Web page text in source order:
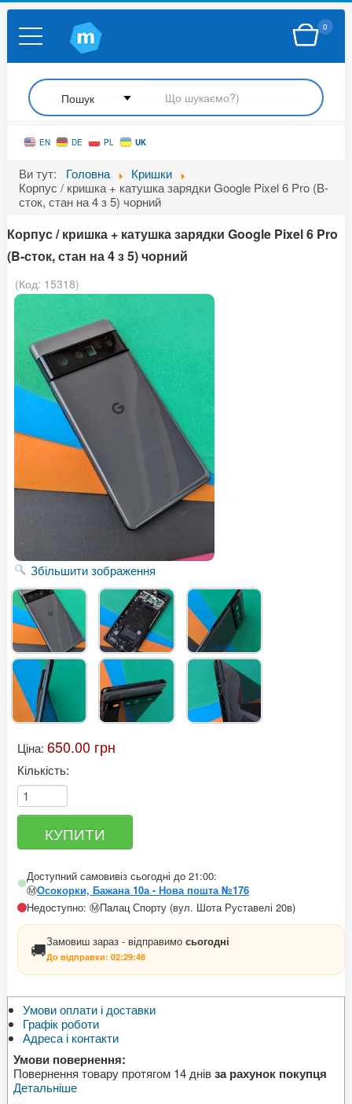
0
EN DE PL UK
Ви тут: Головна
Кришки
Корпус / кришка + катушка зарядки Google Pixel 6 Pro (B-
сток, стан на 4 з 5) чорний
Корпус / кришка + катушка зарядки Google Pixel 6 Pro
(B-сток, стан на 4 з 5) чорний
(Код: 15318)
Збільшити зображення
Ціна: 650.00 грн
Кількість:
Доступний самовивіз сьогодні до 21:00:
Ⓜ️Осокорки, Бажана 10а - Нова пошта №176
Недоступно: Ⓜ️Палац Спорту (вул. Шота Руставелі 20в)
🚚Замовиш зараз - відправимо сьогодні
До відправки: 02:29:47
Умови оплати і доставки
Графік роботи
Адреса і контакти
Умови повернення:
Повернення товару протягом 14 днівза рахунок покупця
Детальніше